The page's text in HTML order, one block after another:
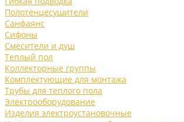
Полотенцесушители
Санфаянс
Сифоны
Смесители и душ
Теплый пол
Коллекторные группы
Комплектующие для монтажа
Трубы для теплого пола
Электрооборудование
Изделия электроустановочные